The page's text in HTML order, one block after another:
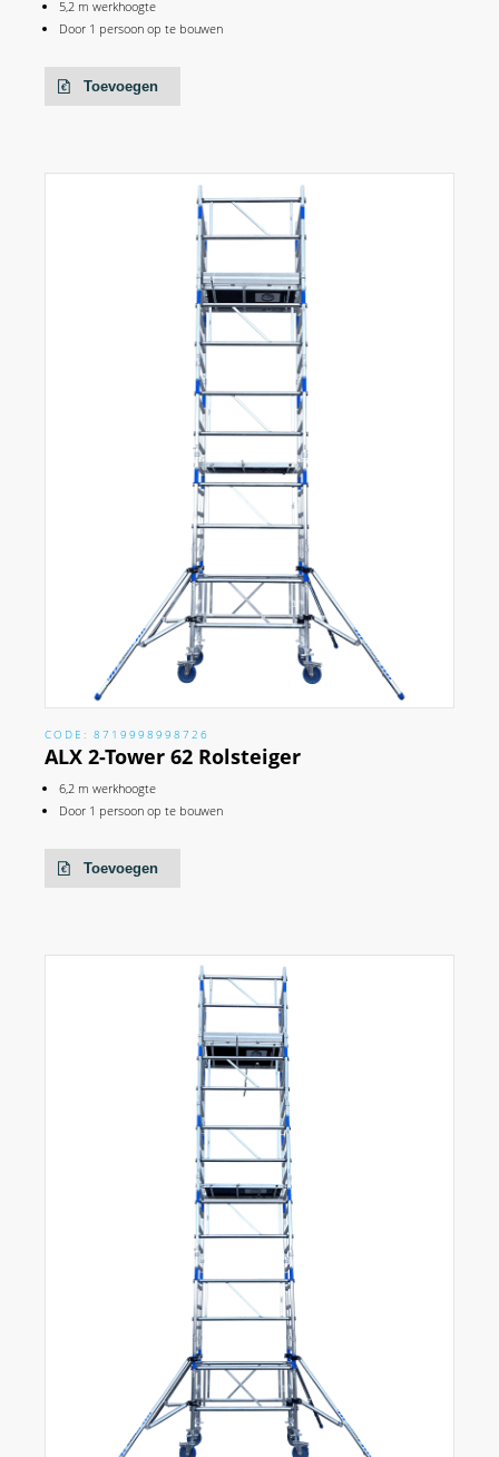
5,2 m werkhoogte
Door 1 persoon op te bouwen
Toevoegen
CODE: 8719998998726
ALX 2-Tower 62 Rolsteiger
6,2 m werkhoogte
Door 1 persoon op te bouwen
Toevoegen